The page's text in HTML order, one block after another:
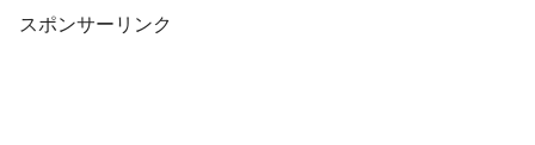
スポンサーリンク